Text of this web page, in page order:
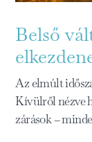
Belső
Az elmúlt
Kívülről nézve
zárások –